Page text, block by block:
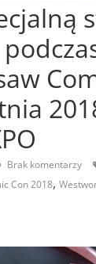
Brak komentarzy
Con 2018,